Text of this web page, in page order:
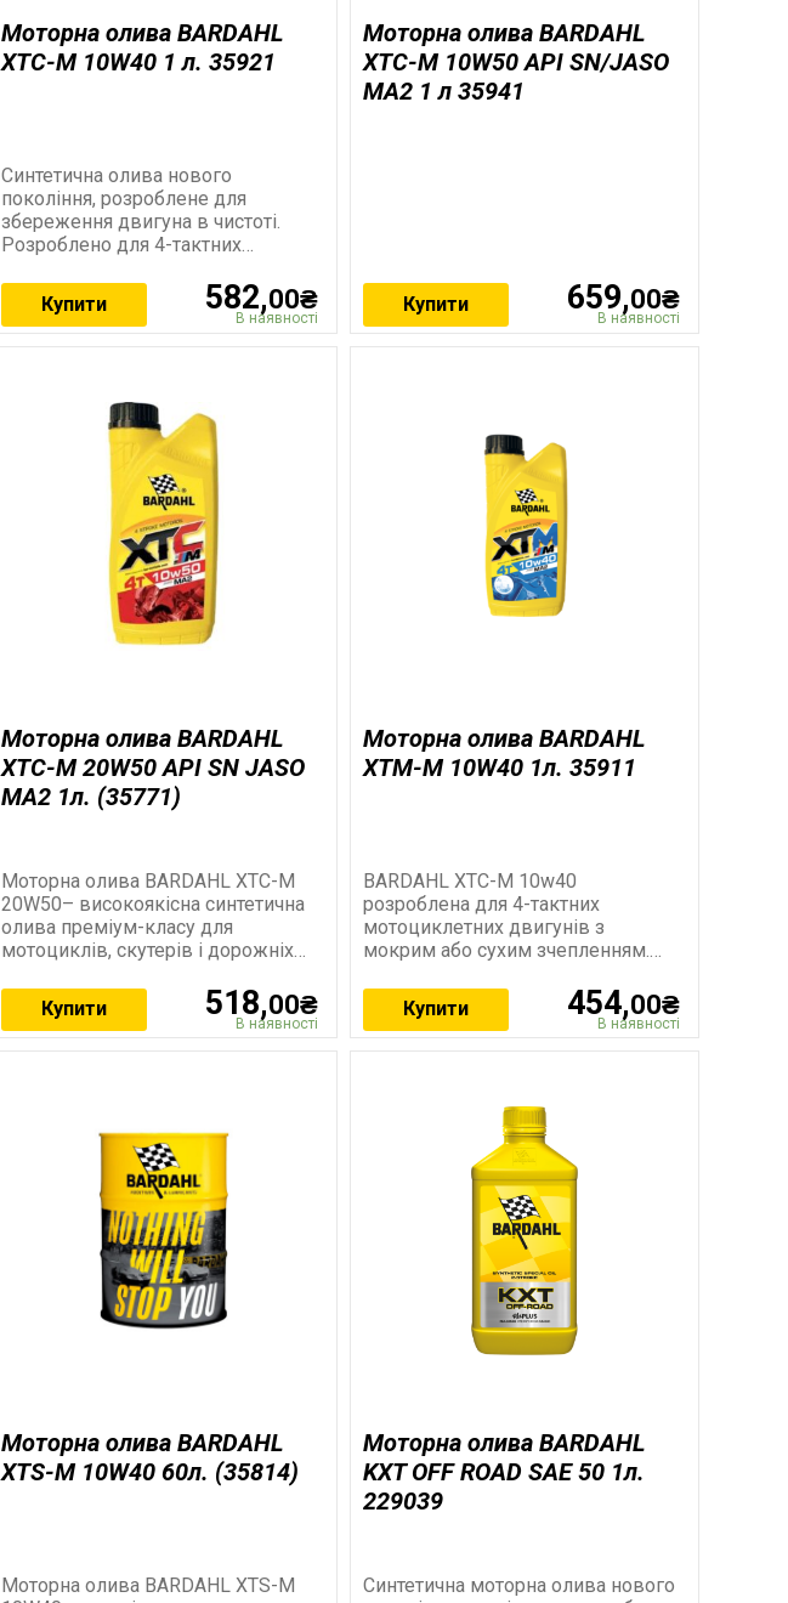
Моторна олива BARDAHL
XTC-M 10W40 1 л. 35921
Синтетична олива нового
покоління, розроблене для
збереження двигуна в чистоті.
Розроблено для 4-тактних
«мокрим» або «сухим»582,00₴
В наявності
Купити
Моторна олива BARDAHL
XTC-M 10W50 API SN/JASO
MA2 1 л 35941
659,00₴
В наявності
Купити
Моторна олива BARDAHL
XTC-M 20W50 API SN JASO
MA2 1л. (35771)
Моторна олива BARDAHL XTC-M
20W50– високоякісна синтетична
олива преміум-класу для
мотоциклів, скутерів і дорожніх
технологією Bardahl
518,00₴
В наявності
Купити
Моторна олива BARDAHL
XTM-M 10W40 1л. 35911
BARDAHL XTC-M 10w40
розроблена для 4-тактних
мотоциклетних двигунів з
мокрим або сухим зчепленням.
JASO MA2
454,00₴
В наявності
Купити
Моторна олива BARDAHL
XTS-M 10W40 60л. (35814)
Моторна олива BARDAHL XTS-M
Моторна олива BARDAHL
KXT OFF ROAD SAE 50 1л.
229039
Синтетична моторна олива нового